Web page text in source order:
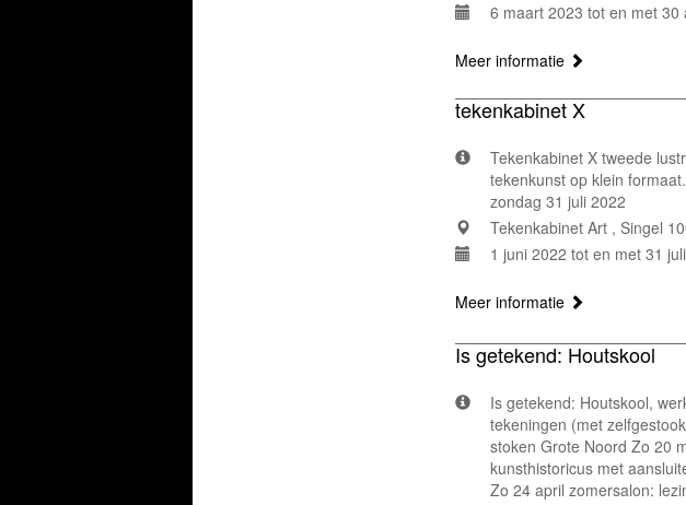
6 maart 2023 tot en met 30
Meer informatie
tekenkabinet X
Tekenkabinet X tweede
tekenkunst op klein
zondag 31 juli 2022
Tekenkabinet Art , Singel
1 juni 2022 tot en met 31
Meer informatie
Is getekend: Houtskool
Is getekend: Houtskool,
tekeningen (met
stoken Grote Noord Zo 20
kunsthistoricus met
Zo 24 april zomersalon: